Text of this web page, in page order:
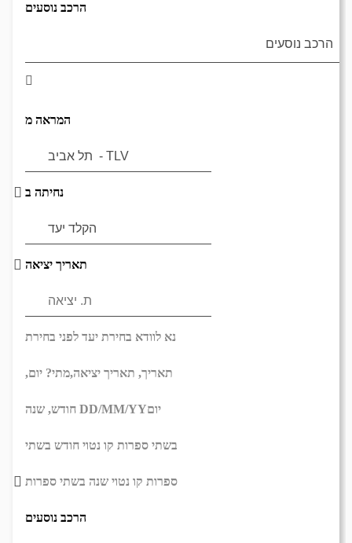
הרכב נוסעים
המראה מ
נחיתה ב
תאריך יציאה
נא לוודא בחירת יעד לפני בחירת
תאריך, תאריך יציאה,מתי? יום,
DD/MM/YYיום
בשתי ספרות קו נטוי חודש בשתי
ספרות קו נטוי שנה בשתי ספרות
הרכב נוסעים